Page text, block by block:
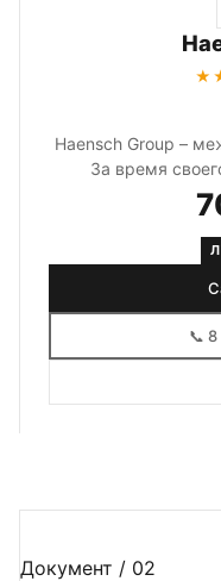
Haensch Group –
За время
📞
Документ / 02